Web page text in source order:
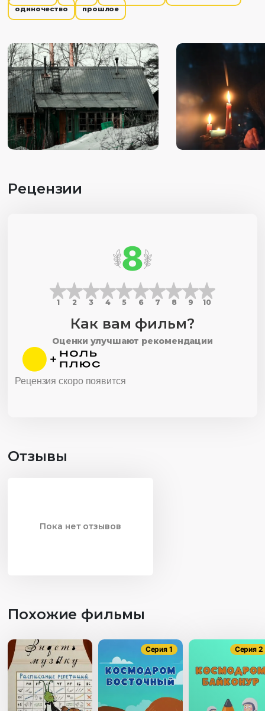
одиночество
прошлое
Рецензии
8
1 2 3 4 5 6 7 8 9 10
Как вам фильм?
Оценки улучшают рекомендации
Рецензия скоро появится
Отзывы
Пока нет отзывов
Похожие фильмы
Серия 1 Серия 2